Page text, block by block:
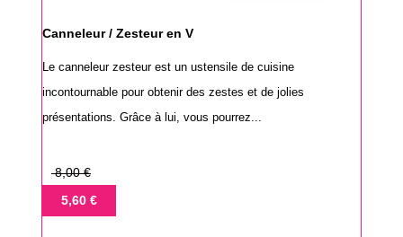
Canneleur / Zesteur en V
Le canneleur zesteur est un ustensile de cuisine
incontournable pour obtenir des zestes et de jolies
présentations. Grâce à lui, vous pourrez...
Prix
8,00 €
Prix5,60 €